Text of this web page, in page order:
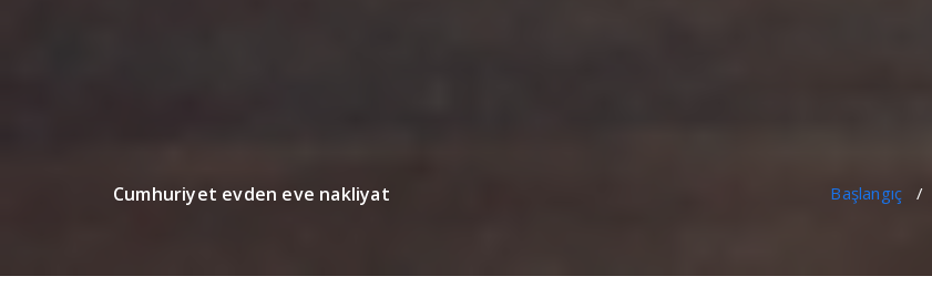
Cumhuriyet evden eve nakliyat Başlangıç /